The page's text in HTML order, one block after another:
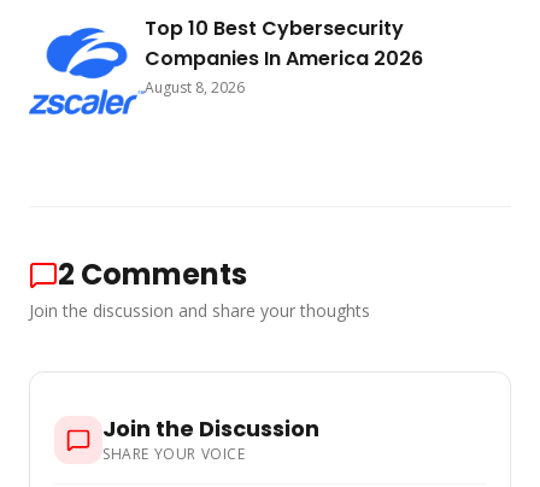
Top 10 Best Cybersecurity
Companies In America 2026
August 8, 2026
2 Comments
Join the discussion and share your thoughts
Join the Discussion
SHARE YOUR VOICE